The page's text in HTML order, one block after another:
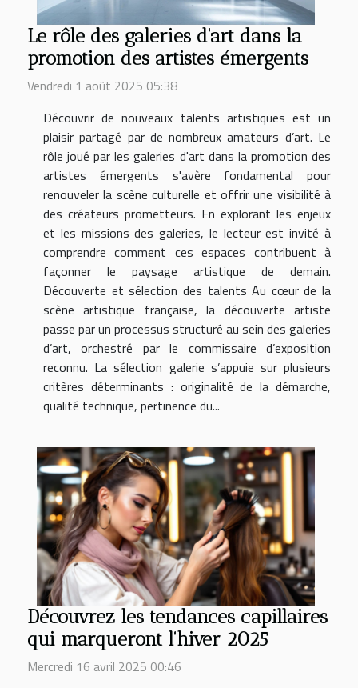
Le rôle des galeries d'art dans la
promotion des artistes émergents
Vendredi 1 août 2025 05:38
Découvrir de nouveaux talents artistiques est un
plaisir partagé par de nombreux amateurs d’art. Le
rôle joué par les galeries d'art dans la promotion des
artistes émergents s'avère fondamental pour
renouveler la scène culturelle et offrir une visibilité à
des créateurs prometteurs. En explorant les enjeux
et les missions des galeries, le lecteur est invité à
comprendre comment ces espaces contribuent à
façonner le paysage artistique de demain.
Découverte et sélection des talents Au cœur de la
scène artistique française, la découverte artiste
passe par un processus structuré au sein des galeries
d’art, orchestré par le commissaire d’exposition
reconnu. La sélection galerie s’appuie sur plusieurs
critères déterminants : originalité de la démarche,
qualité technique, pertinence du...
Découvrez les tendances capillaires
qui marqueront l'hiver 2025
Mercredi 16 avril 2025 00:46